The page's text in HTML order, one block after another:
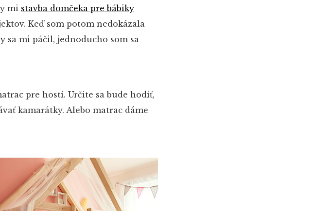
mi stavba domčeka pre bábiky
Keď som potom nedokázala
sa mi páčil, jednoducho som sa
pre hostí. Určite sa bude hodiť,
kamarátky. Alebo matrac dáme